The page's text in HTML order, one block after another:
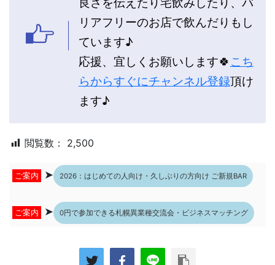
良さを伝えたり宅飲みしたり、バ
リアフリーのお店で飲んだりもし
ています♪
応援、宜しくお願いします🍀 こち
らからすぐにチャンネル登録頂け
ます♪
閲覧数： 2,500
ご案内 ➤ 2026：はじめての人向け・久しぶりの方向け ご新規BAR
ご案内 ➤ 0円で参加できる札幌異業種交流会・ビジネスマッチング